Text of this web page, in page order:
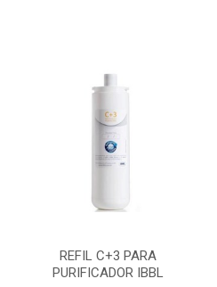
REFIL C+3 PARA
PURIFICADOR IBBL